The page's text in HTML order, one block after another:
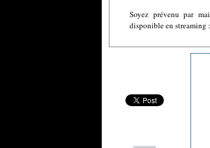
Soyez prévenu par
disponible en streaming :